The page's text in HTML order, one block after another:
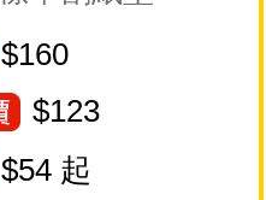
$160
$123
$54 起